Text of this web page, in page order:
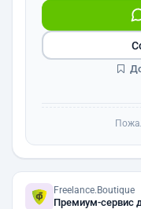
Freelance.Boutique
Премиум-сервис